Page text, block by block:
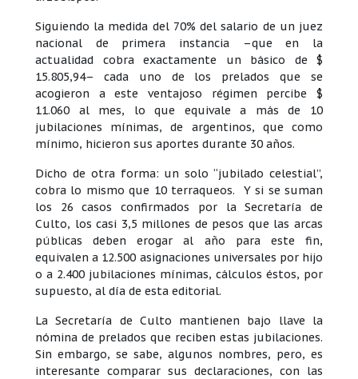
Siguiendo la medida del 70% del salario de un juez
nacional de primera instancia –que en la
actualidad cobra exactamente un básico de $
15.805,94– cada uno de los prelados que se
acogieron a este ventajoso régimen percibe $
11.060 al mes, lo que equivale a más de 10
jubilaciones mínimas, de argentinos, que como
mínimo, hicieron sus aportes durante 30 años.
Dicho de otra forma: un solo “jubilado celestial”,
cobra lo mismo que 10 terraqueos. Y si se suman
los 26 casos confirmados por la Secretaría de
Culto, los casi 3,5 millones de pesos que las arcas
públicas deben erogar al año para este fin,
equivalen a 12.500 asignaciones universales por hijo
o a 2.400 jubilaciones mínimas, cálculos éstos, por
supuesto, al día de esta editorial.
La Secretaría de Culto mantienen bajo llave la
nómina de prelados que reciben estas jubilaciones.
Sin embargo, se sabe, algunos nombres, pero, es
interesante comparar sus declaraciones, con las